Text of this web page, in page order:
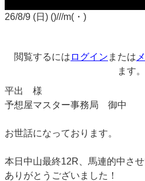
26/8/9 (日) ()///m(・)
閲覧するには ログイン または
ます。
平出 様
予想屋マスター事務局 御中
お世話になっております。
本日中山最終12R、馬連的中さ
ありがとうございました！